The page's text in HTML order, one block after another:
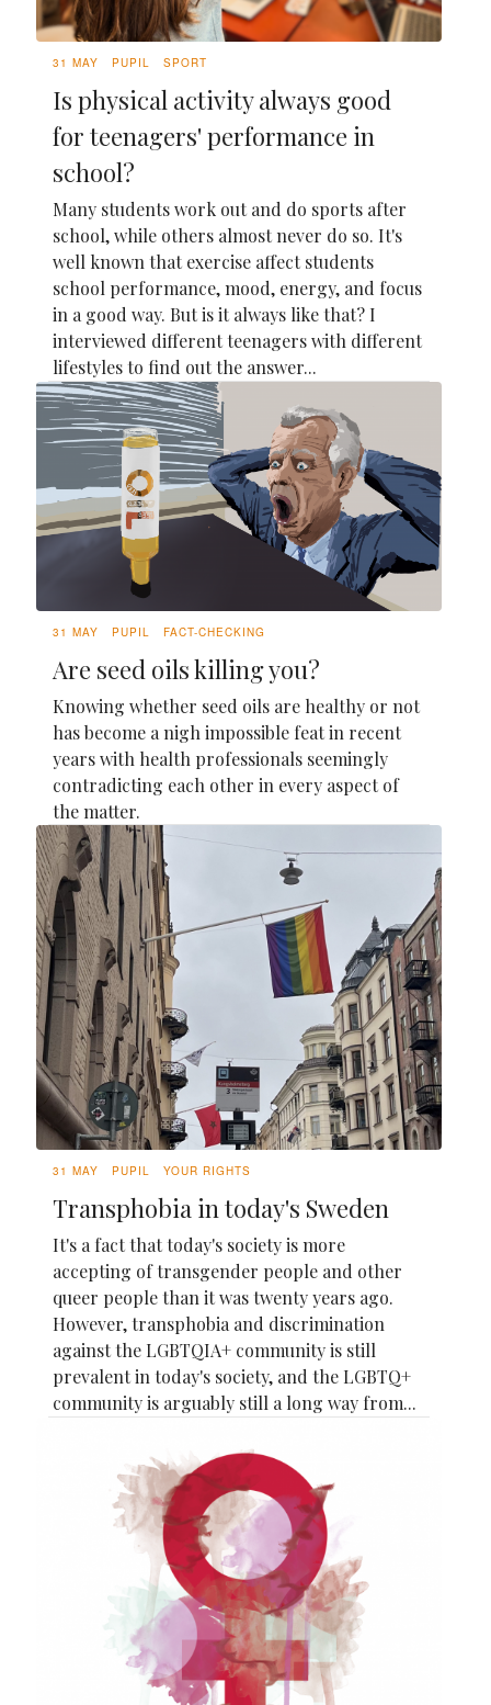
31 MAY PUPIL SPORT
Is physical activity always good
for teenagers' performance in
school?
Many students work out and do sports after
school, while others almost never do so. It's
well known that exercise affect students
school performance, mood, energy, and focus
in a good way. But is it always like that? I
interviewed different teenagers with different
lifestyles to find out the answer...
31 MAY PUPIL FACT-CHECKING
Are seed oils killing you?
Knowing whether seed oils are healthy or not
has become a nigh impossible feat in recent
years with health professionals seemingly
contradicting each other in every aspect of
the matter.
31 MAY PUPIL YOUR RIGHTS
Transphobia in today's Sweden
It's a fact that today's society is more
accepting of transgender people and other
queer people than it was twenty years ago.
However, transphobia and discrimination
against the LGBTQIA+ community is still
prevalent in today's society, and the LGBTQ+
community is arguably still a long way from...